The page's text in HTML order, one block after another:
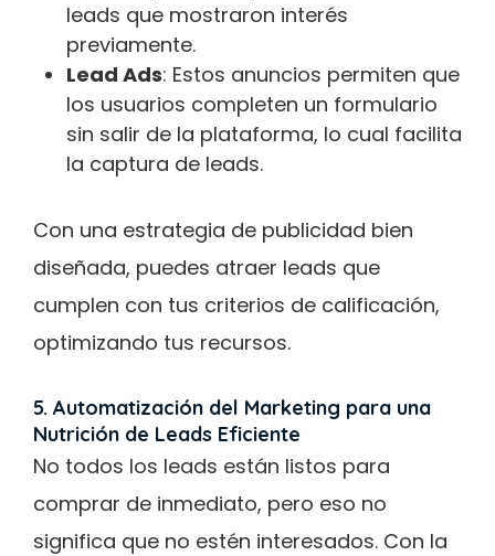
leads que mostraron interés
previamente.
Lead Ads: Estos anuncios permiten que
los usuarios completen un formulario
sin salir de la plataforma, lo cual facilita
la captura de leads.
Con una estrategia de publicidad bien
diseñada, puedes atraer leads que
cumplen con tus criterios de calificación,
optimizando tus recursos.
5. Automatización del Marketing para una
Nutrición de Leads Eficiente
No todos los leads están listos para
comprar de inmediato, pero eso no
significa que no estén interesados. Con la